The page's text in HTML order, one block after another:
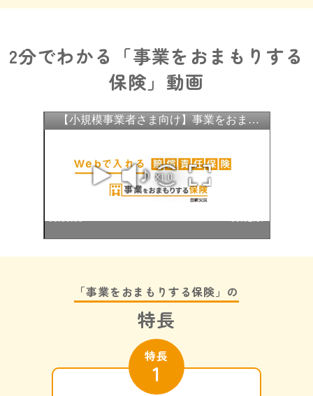
2分でわかる「事業をおまもりする
保険」動画
「事業をおまもりする保険」の
特長
特長
1